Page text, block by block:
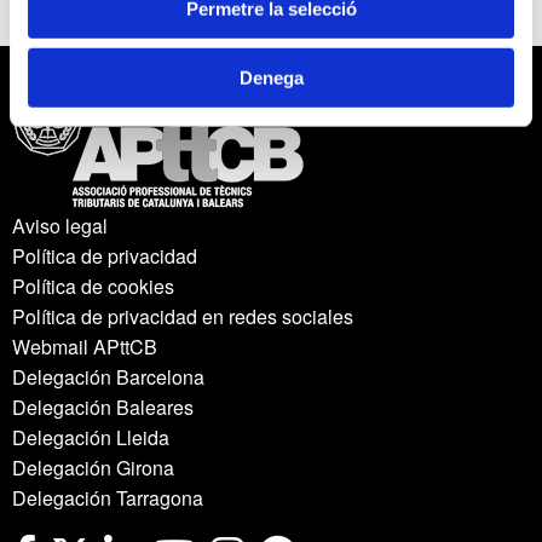
Permetre la selecció
Denega
Aviso legal
Política de privacidad
Política de cookies
Política de privacidad en redes sociales
Webmail APttCB
Delegación Barcelona
Delegación Baleares
Delegación Lleida
Delegación Girona
Delegación Tarragona